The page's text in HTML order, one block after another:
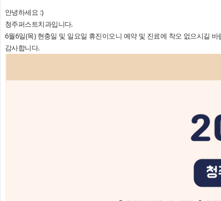
안녕하세요 :)
청주퍼스트치과입니다.
6월6일(목) 현충일 및 일요일 휴진이오니 예약 및 진료에 착오 없으시길 바
감사합니다.